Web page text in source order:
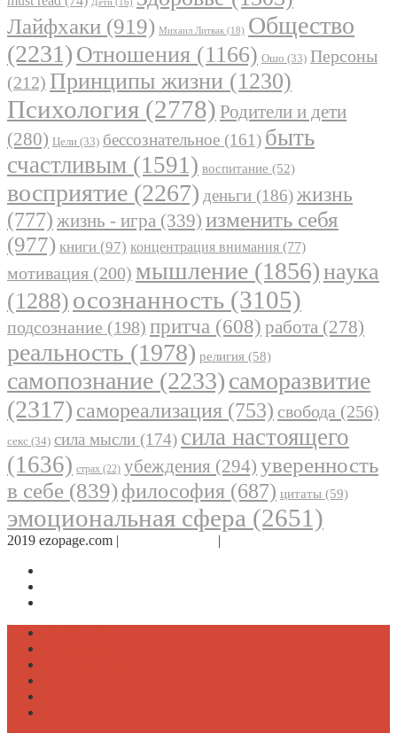
Дети (16)
Лайфхаки (919) Михаил Литвак (18) Общество
(2231) Отношения (1166) Ошо (33) Персоны
(212) Принципы жизни (1230)
Психология (2778) Родители и дети
(280) Цели (33) бессознательное (161) быть
счастливым (1591) воспитание (52)
восприятие (2267) деньги (186)жизнь
(777) жизнь - игра (339) изменить себя
(977) книги (97) концентрация внимания (77)
мотивация (200) мышление (1856)наука
(1288) осознанность (3105)
подсознание (198) притча (608) работа (278)
реальность (1978) религия (58)
самопознание (2233)саморазвитие
(2317) самореализация (753) свобода (256)
секс (34) сила мысли (174) сила настоящего
(1636) страх (22) убеждения (294) уверенность
в себе (839) философия (687) цитаты (59)
эмоциональная сфера (2651)
2019 ezopage.com | |